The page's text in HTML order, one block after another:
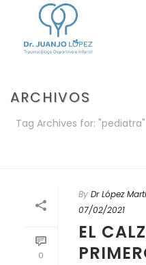
ARCHIVOS
Tag Archives for: "pediatra"
0
By Dr López
07/02/2021
EL